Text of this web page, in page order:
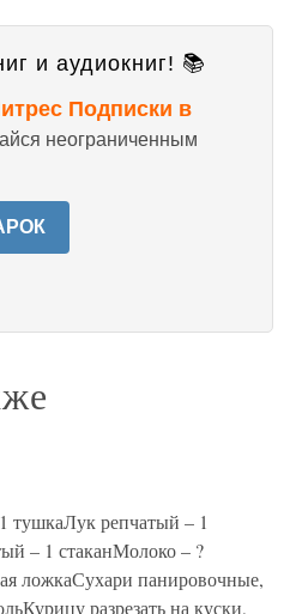
и аудиокниг! 📚
Подписки в
неограниченным
тушкаЛук репчатый – 1
– 1 стаканМолоко – ?
ложкаСухари панировочные,
разрезать на куски,